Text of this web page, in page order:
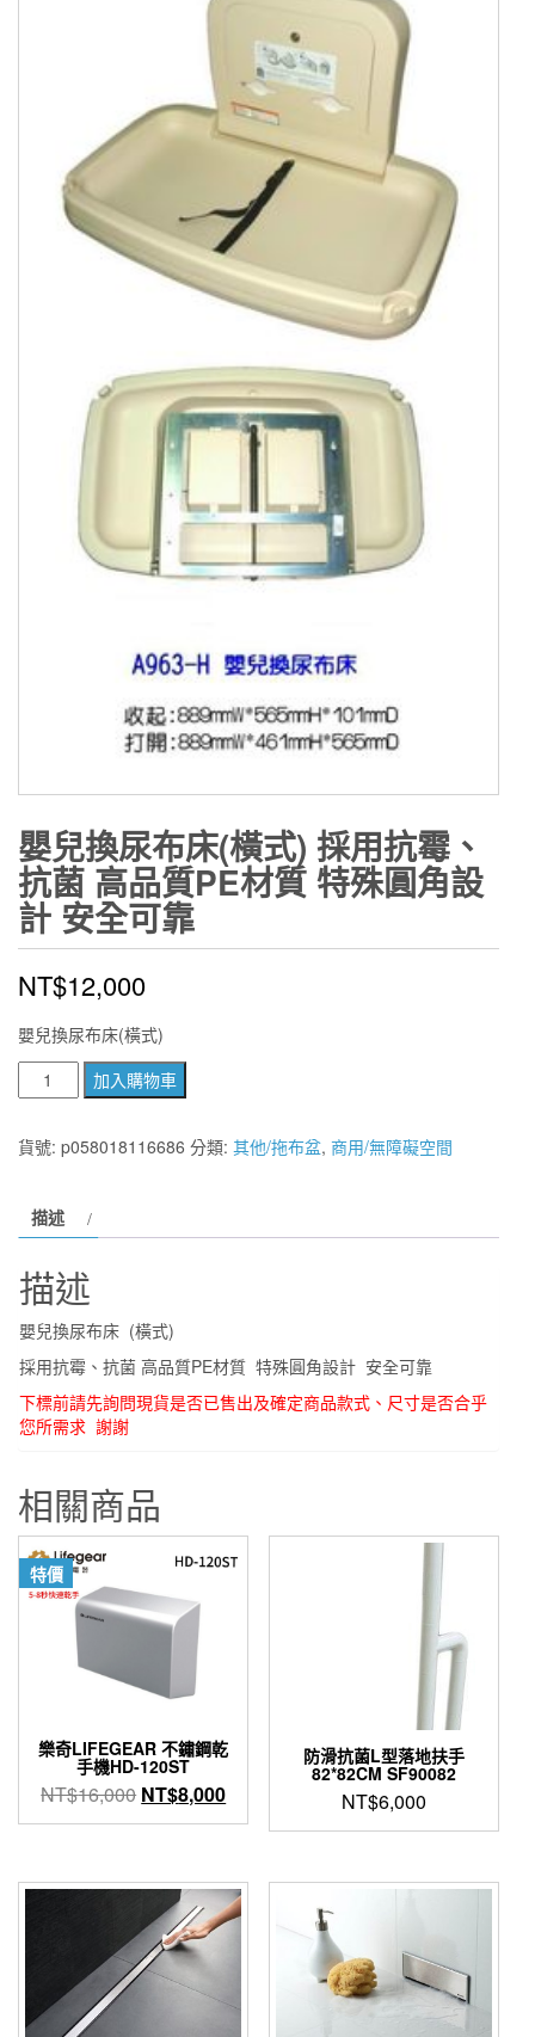
嬰兒換尿布床(橫式) 採用抗霉、
抗菌 高品質PE材質 特殊圓角設
計 安全可靠
NT$12,000
嬰兒換尿布床(橫式)
兒
換
床
式)
用
抗
霉、
抗
高
品
質
PE
計
全
加入購物車
貨號: p058018116686 分類: 其他/拖布盆, 商用/無障礙空間
描述
描述
嬰兒換尿布床 (橫式)
採用抗霉、抗菌 高品質PE材質 特殊圓角設計 安全可靠
下標前請先詢問現貨是否已售出及確定商品款式、尺寸是否合乎
您所需求 謝謝
相關商品
特價
樂奇LIFEGEAR 不鏽鋼乾
手機HD-120ST
NT$16,000 原
始
NT$16,000。
NT$8,000目
前
NT$8,000。
此
品
多
種
款
防滑抗菌L型落地扶手
82*82CM SF90082
NT$6,000